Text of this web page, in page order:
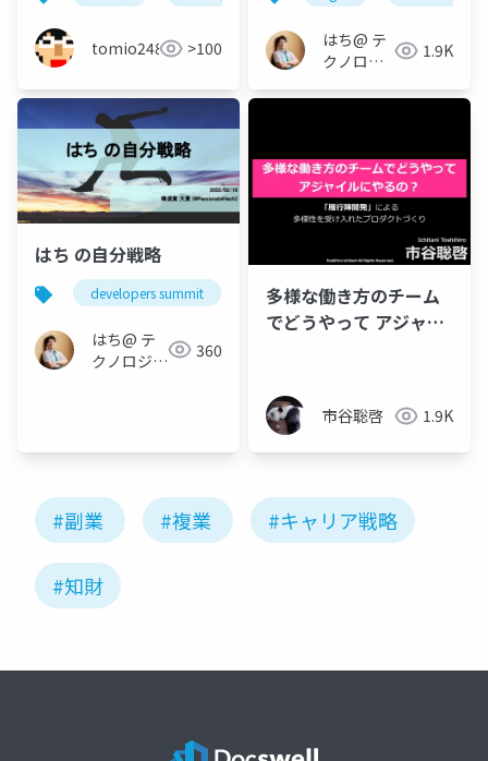
個人の魅力を余すとこ
ろなく引き出せるの
か？ #NoMaps2022
tomio2480 >100
イベート開発を始めた
ら見えてきた世界
はち@ テ
クノロジ
ア
1.9K
はち の自分戦略
developers summit デブサミ 成長戦略
はち@ テ
クノロジー
360
多様な働き⽅のチーム
でどうやって アジャイ
市谷聡啓 1.9K
#副業 #複業 #キャリア戦略
#知財